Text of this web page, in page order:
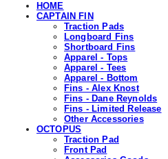
HOME
CAPTAIN FIN
Traction Pads
Longboard Fins
Shortboard Fins
Apparel - Tops
Apparel - Tees
Apparel - Bottom
Fins - Alex Knost
Fins - Dane Reynolds
Fins - Limited Release
Other Accessories
OCTOPUS
Traction Pad
Front Pad